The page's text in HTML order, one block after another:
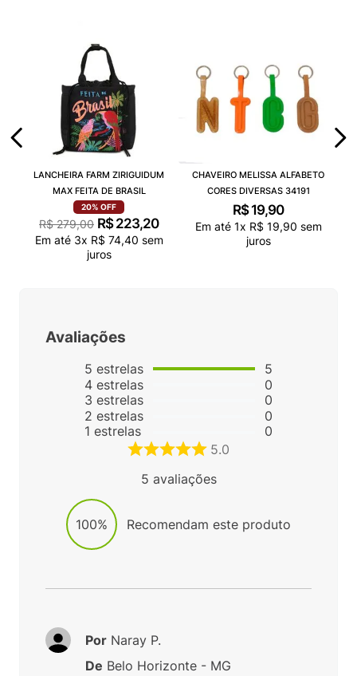
LANCHEIRA FARM ZIRIGUIDUM
MAX FEITA DE BRASIL
20% OFF
R$ 279,00 R$ 223,20
Em até 3x R$ 74,40 sem
juros
CHAVEIRO MELISSA ALFABETO
CORES DIVERSAS 34191
R$ 19,90
Em até 1x R$ 19,90 sem
juros
Avaliações
5 estrelas
4 estrelas
3 estrelas
2 estrelas
1 estrelas
5
0
0
0
0
5.0
5 avaliações
100% Recomendam este produto
Por Naray P.
De Belo Horizonte - MG